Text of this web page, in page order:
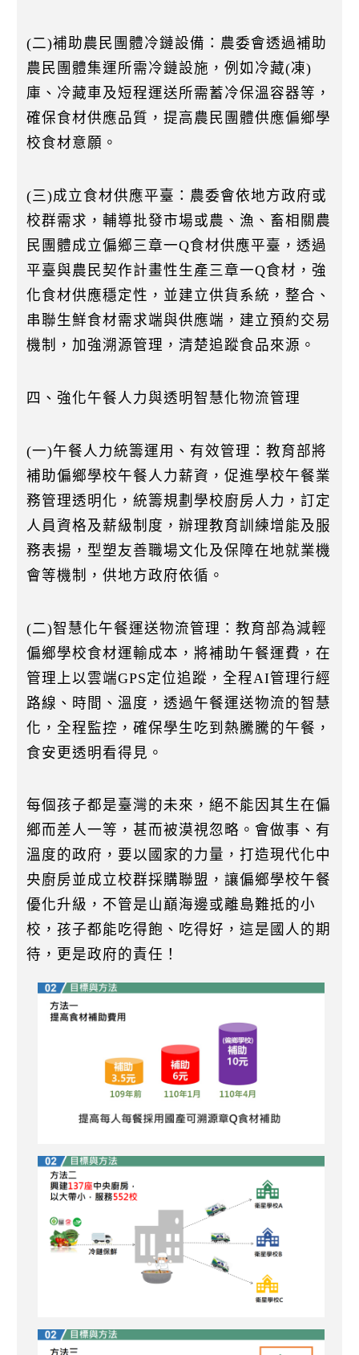
(二)補助農民團體冷鏈設備：農委會透過補助
農民團體集運所需冷鏈設施，例如冷藏(凍)
庫、冷藏車及短程運送所需蓄冷保溫容器等，
確保食材供應品質，提高農民團體供應偏鄉學
校食材意願。
(三)成立食材供應平臺：農委會依地方政府或
校群需求，輔導批發市場或農、漁、畜相關農
民團體成立偏鄉三章一Q食材供應平臺，透過
平臺與農民契作計畫性生產三章一Q食材，強
化食材供應穩定性，並建立供貨系統，整合、
串聯生鮮食材需求端與供應端，建立預約交易
機制，加強溯源管理，清楚追蹤食品來源。
四、強化午餐人力與透明智慧化物流管理
(一)午餐人力統籌運用、有效管理：教育部將
補助偏鄉學校午餐人力薪資，促進學校午餐業
務管理透明化，統籌規劃學校廚房人力，訂定
人員資格及薪級制度，辦理教育訓練增能及服
務表揚，型塑友善職場文化及保障在地就業機
會等機制，供地方政府依循。
(二)智慧化午餐運送物流管理：教育部為減輕
偏鄉學校食材運輸成本，將補助午餐運費，在
管理上以雲端GPS定位追蹤，全程AI管理行經
路線、時間、溫度，透過午餐運送物流的智慧
化，全程監控，確保學生吃到熱騰騰的午餐，
食安更透明看得見。
每個孩子都是臺灣的未來，絕不能因其生在偏
鄉而差人一等，甚而被漠視忽略。會做事、有
溫度的政府，要以國家的力量，打造現代化中
央廚房並成立校群採購聯盟，讓偏鄉學校午餐
優化升級，不管是山巔海邊或離島難抵的小
校，孩子都能吃得飽、吃得好，這是國人的期
待，更是政府的責任！